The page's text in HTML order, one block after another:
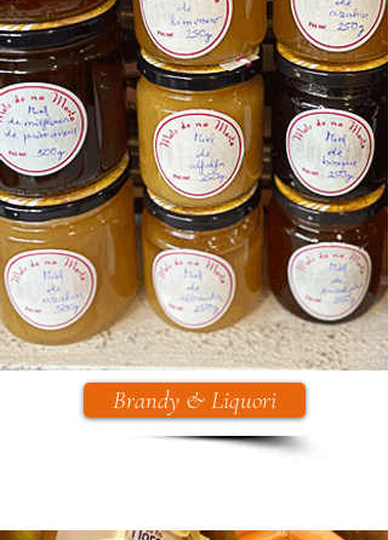
Brandy & Liquori